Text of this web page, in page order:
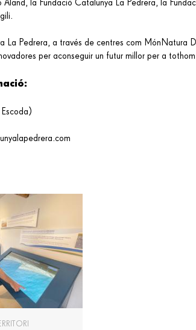
Aland, la Fundació Catalunya La Pedrera, la
La Pedrera, a través de centres com MónNatura
per aconseguir un futur millor per a